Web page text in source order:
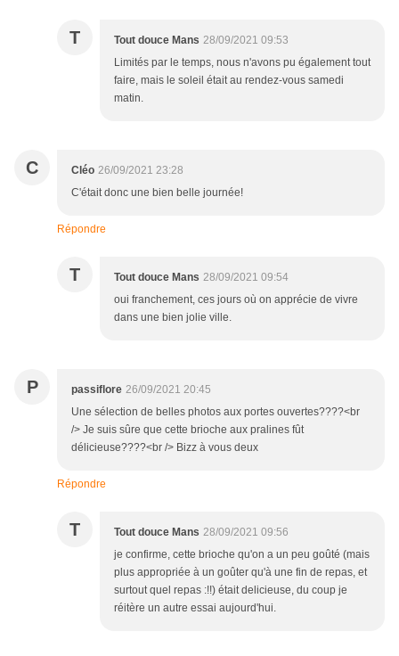
T Tout douce Mans 28/09/2021 09:53
Limités par le temps, nous n'avons pu également tout
faire, mais le soleil était au rendez-vous samedi
matin.
C Cléo 26/09/2021 23:28
C'était donc une bien belle journée!
Répondre
T Tout douce Mans 28/09/2021 09:54
oui franchement, ces jours où on apprécie de vivre
dans une bien jolie ville.
P passiflore 26/09/2021 20:45
Une sélection de belles photos aux portes ouvertes????<br
/> Je suis sûre que cette brioche aux pralines fût
délicieuse????<br /> Bizz à vous deux
Répondre
T Tout douce Mans 28/09/2021 09:56
je confirme, cette brioche qu'on a un peu goûté (mais
plus appropriée à un goûter qu'à une fin de repas, et
surtout quel repas :!!) était delicieuse, du coup je
réitère un autre essai aujourd'hui.